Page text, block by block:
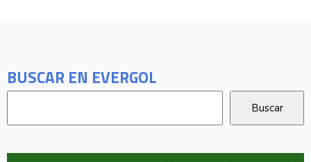
BUSCAR EN EVERGOL